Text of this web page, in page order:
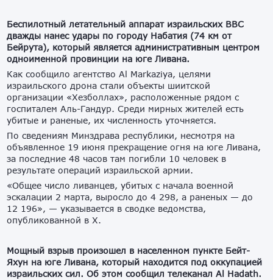
Беспилотный летательный аппарат израильских ВВС
дважды нанес удары по городу Набатия (74 км от
Бейрута), который является административным центром
одноименной провинции на юге Ливана.
Как сообщило агентство Al Markaziya, целями
израильского дрона стали объекты шиитской
организации «Хезболлах», расположенные рядом с
госпиталем Аль-Гандур. Среди мирных жителей есть
убитые и раненые, их численность уточняется.
По сведениям Минздрава республики, несмотря на
объявленное 19 июня прекращение огня на юге Ливана,
за последние 48 часов там погибли 10 человек в
результате операций израильской армии.
«Общее число ливанцев, убитых с начала военной
эскалации 2 марта, выросло до 4 298, а раненых — до
12 196», — указывается в сводке ведомства,
опубликованной в X.
Мощный взрыв произошел в населенном пункте Бейт-
Яхун на юге Ливана, который находится под оккупацией
израильских сил. Об этом сообщил телеканал Al Hadath.